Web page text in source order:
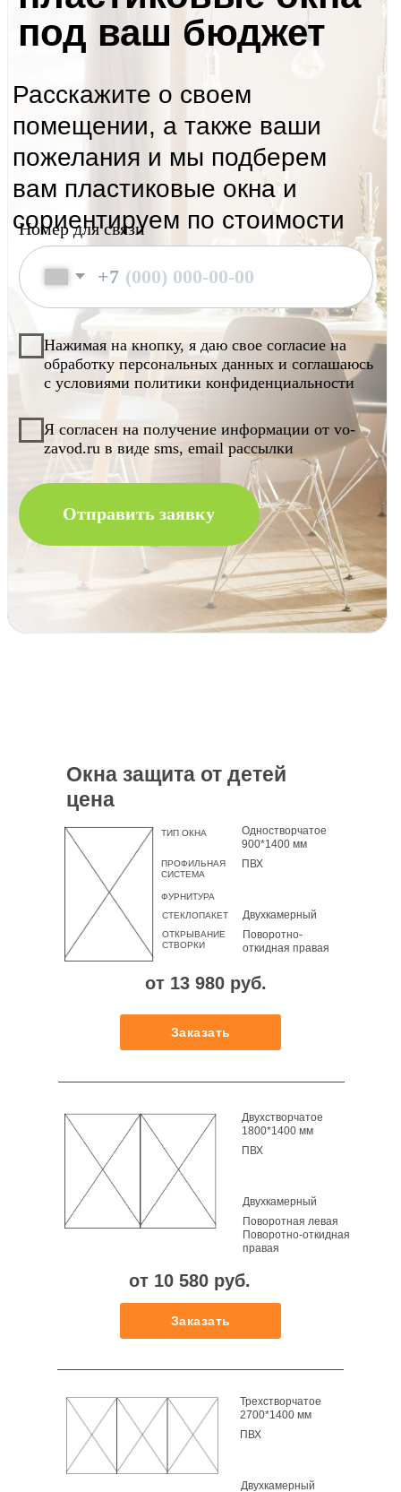
ТИП ОКНА
ПРОФИЛЬНАЯ
СИСТЕМА
ФУРНИТУРА
ОТКРЫВАНИЕ
СТВОРКИ
ПВХ
Поворотно-
откидная правая
Окна защита от детей
цена
Одностворчатое
900*1400 мм
СТЕКЛОПАКЕТ Двухкамерный
от 13 980 руб.
Заказать
ПВХ
Поворотная левая
Поворотно-откидная
правая
Двухстворчатое
1800*1400 мм
Двухкамерный
от 10 580 руб.
Заказать
ПВХ
Трехстворчатое
2700*1400 мм
Двухкамерный